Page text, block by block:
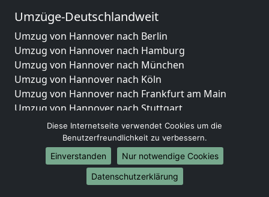
Umzüge-Deutschlandweit
Umzug von Hannover nach Berlin
Umzug von Hannover nach Hamburg
Umzug von Hannover nach München
Umzug von Hannover nach Köln
Umzug von Hannover nach Frankfurt am Main
Umzug von Hannover nach Stuttgart
Umzug von Hannover nach Düsseldorf
Umzug von Hannover nach Leipzig
Umzug von Hannover nach Dortmund
Umzug von Hannover nach Essen
Umzug von Hannover nach Bremen
Diese Internetseite verwendet Cookies um die
Benutzerfreundlichkeit zu verbessern.
Einverstanden
Nur notwendige Cookies
Datenschutzerklärung